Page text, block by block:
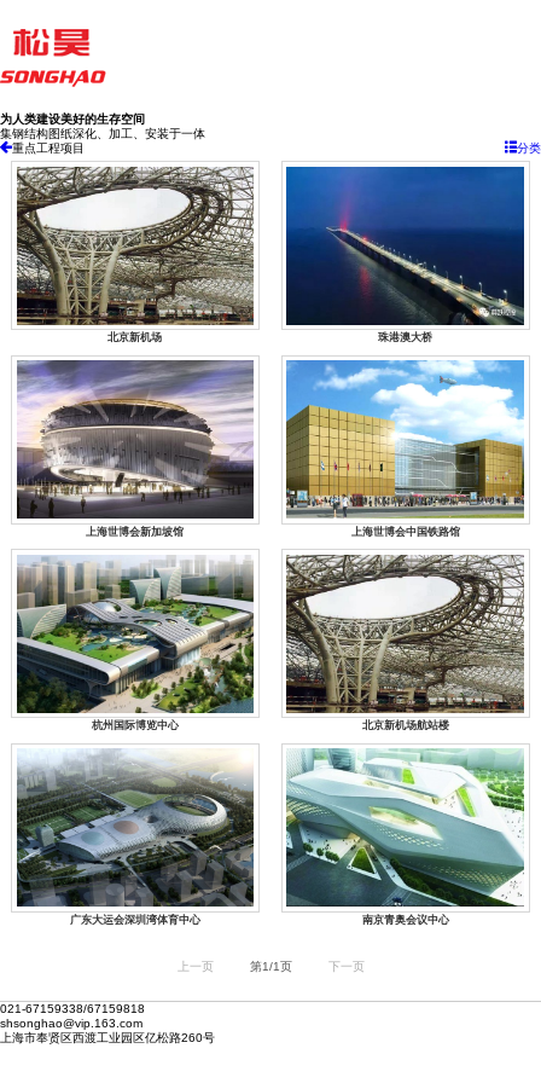
为人类建设美好的生存空间
集钢结构图纸深化、加工、安装于一体
重点工程项目
分类
北京新机场 珠港澳大桥
上海世博会新加坡馆 上海世博会中国铁路馆
杭州国际博览中心 北京新机场航站楼
广东大运会深圳湾体育中心 南京青奥会议中心
上一页 第1/1页 下一页
021-67159338/67159818
shsonghao@vip.163.com
上海市奉贤区西渡工业园区亿松路260号